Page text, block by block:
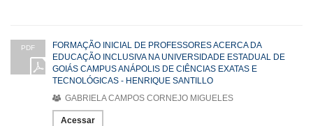
PDF
FORMAÇÃO INICIAL DE PROFESSORES ACERCA DA
EDUCAÇÃO INCLUSIVA NA UNIVERSIDADE ESTADUAL DE
GOIÁS CAMPUS ANÁPOLIS DE CIÊNCIAS EXATAS E
TECNOLÓGICAS - HENRIQUE SANTILLO
GABRIELA CAMPOS CORNEJO MIGUELES
Acessar